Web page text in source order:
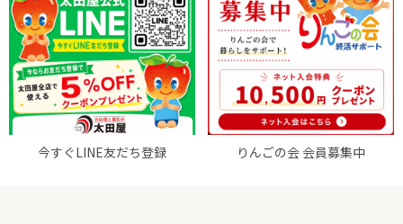
今すぐLINE友だち登録 りんごの会 会員募集中